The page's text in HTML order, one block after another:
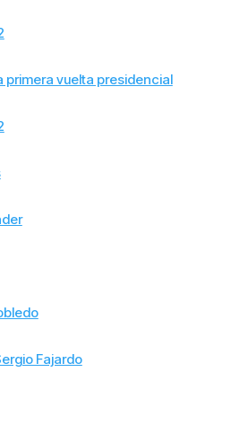
primera vuelta presidencial
Fajardo